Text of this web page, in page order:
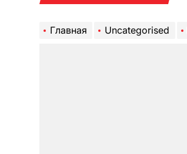
Главная Uncategorised
Отправить